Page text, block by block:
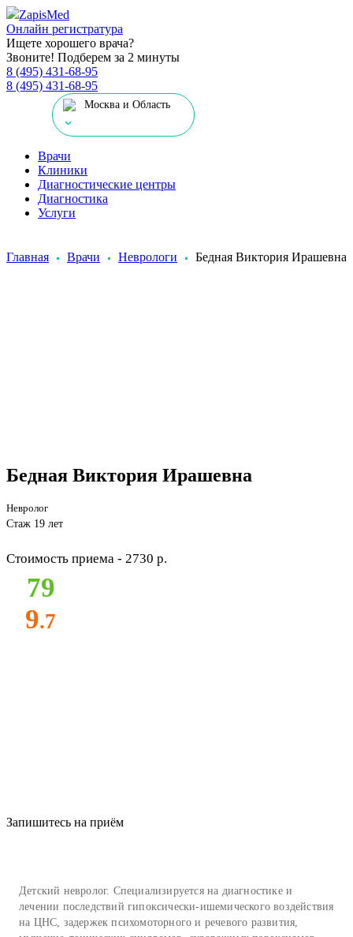
ZapisMed
Онлайн регистратура
Ищете хорошего врача?
Звоните! Подберем за 2 минуты
8 (495) 431-68-95
8 (495) 431-68-95
Москва и Область
Врачи
Клиники
Диагностические центры
Диагностика
Услуги
Главная Врачи Неврологи Бедная Виктория Ирашевна
Бедная Виктория Ирашевна
Невролог
Стаж 19 лет
Стоимость приема - 2730 р.
79
9.7
Запишитесь на приём
Детский невролог. Специализируется на диагностике и
лечении последствий гипоксически-ишемического воздействия
на ЦНС, задержек психомоторного и речевого развития,